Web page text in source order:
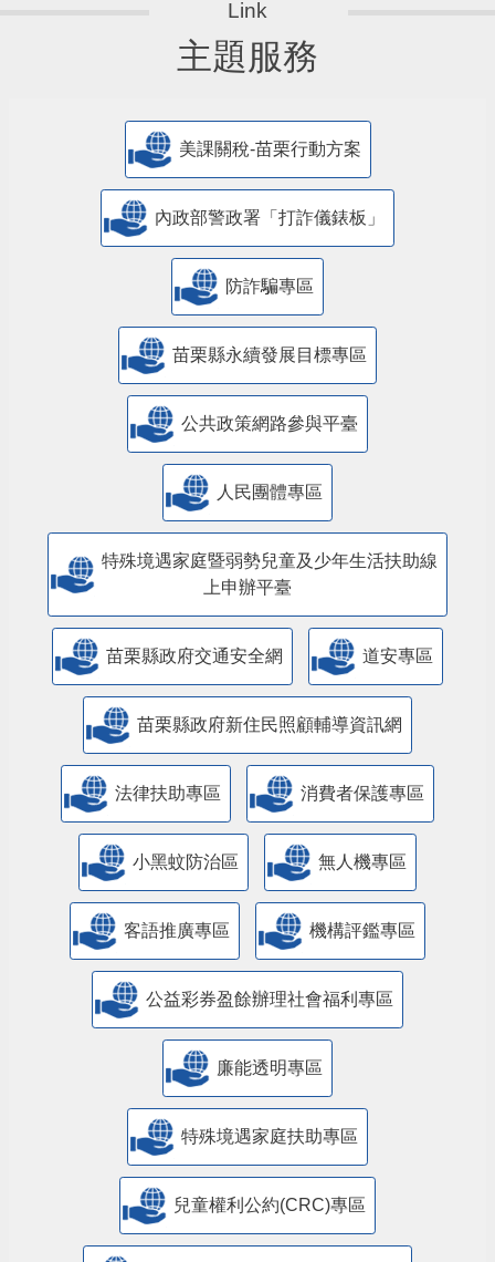
主題服務
美課關稅-苗栗行動方案
內政部警政署「打詐儀錶板」
防詐騙專區
苗栗縣永續發展目標專區
公共政策網路參與平臺
人民團體專區
特殊境遇家庭暨弱勢兒童及少年生活扶助線
上申辦平臺
苗栗縣政府交通安全網 道安專區
苗栗縣政府新住民照顧輔導資訊網
法律扶助專區 消費者保護專區
小黑蚊防治區 無人機專區
客語推廣專區 機構評鑑專區
公益彩券盈餘辦理社會福利專區
廉能透明專區
特殊境遇家庭扶助專區
兒童權利公約(CRC)專區